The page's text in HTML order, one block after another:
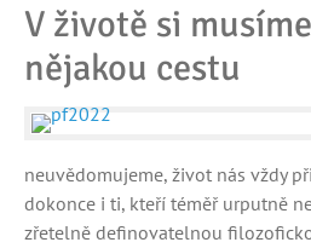
V životě si
nějakou cestu
neuvědomujeme, život nás vždy
dokonce i ti, kteří téměř urputně
zřetelně definovatelnou